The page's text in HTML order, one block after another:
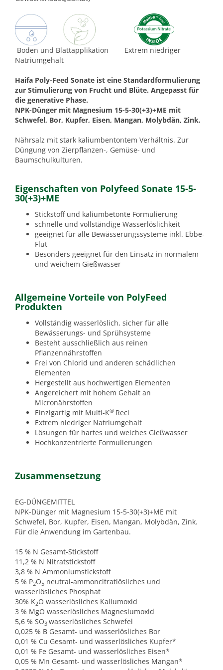
Boden und Blattapplikation Extrem niedriger
Natriumgehalt
Haifa Poly-Feed Sonate ist eine Standardformulierung
zur Stimulierung von Frucht und Blüte. Angepasst für
die generative Phase.
NPK-Dünger mit Magnesium 15-5-30(+3)+ME mit
Schwefel, Bor, Kupfer, Eisen, Mangan, Molybdän, Zink.
Nährsalz mit stark kaliumbentontem Verhältnis. Zur
Düngung von Zierpflanzen-, Gemüse- und
Baumschulkulturen.
Eigenschaften von Polyfeed Sonate 15-5-
30(+3)+ME
Stickstoff und kaliumbetonte Formulierung
schnelle und vollständige Wasserlöslichkeit
geeignet für alle Bewässerungssysteme inkl. Ebbe-
Flut
Besonders geeignet für den Einsatz in normalem
und weichem Gießwasser
Allgemeine Vorteile von PolyFeed
Produkten
Vollständig wasserlöslich, sicher für alle
Bewässerungs- und Sprühsysteme
Besteht ausschließlich aus reinen
Pflanzennährstoffen
Frei von Chlorid und anderen schädlichen
Elementen
Hergestellt aus hochwertigen Elementen
Angereichert mit hohem Gehalt an
Micronährstoffen
Einzigartig mit Multi-K® Reci
Extrem niedriger Natriumgehalt
Lösungen für hartes und weiches Gießwasser
Hochkonzentrierte Formulierungen
Zusammensetzung
EG-DÜNGEMITTEL
NPK-Dünger mit Magnesium 15-5-30(+3)+ME mit
Schwefel, Bor, Kupfer, Eisen, Mangan, Molybdän, Zink.
Für die Anwendung im Gartenbau.
15 % N Gesamt-Stickstoff
11,2 % N Nitratstickstoff
3,8 % N Ammoniumstickstoff
5 % P2O5 neutral-ammoncitratlösliches und
wasserlösliches Phosphat
30% K2O wasserlösliches Kaliumoxid
3 % MgO wasserlösliches Magnesiumoxid
5,6 % SO3 wasserlösliches Schwefel
0,025 % B Gesamt- und wasserlösliches Bor
0,01 % Cu Gesamt- und wasserlösliches Kupfer*
0,01 % Fe Gesamt- und wasserlösliches Eisen*
0,05 % Mn Gesamt- und wasserlösliches Mangan*